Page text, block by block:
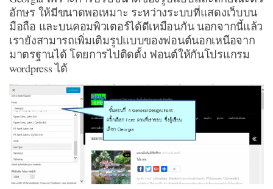
อักษร ให้มีขนาดพอเหมาะ ระหว่างระบบที่แสดงเว็บบน
มือถือ และบนคอมพิวเตอร์ได้ดีเหมือนกัน นอกจากนี้แล้ว
เรายังสามารถเพิ่มเติมรูปแบบของฟอนต์นอกเหนือจาก
มาตรฐานได้ โดยการไปติดตั้ง ฟอนต์ให้กันโปรแกรม
wordpress ได้